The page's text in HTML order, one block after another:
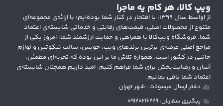
ویپ کالا، هر کام یه ماجرا
از اواسط سال ۱۳۹۹، با افتخار در کنار شما بوده‌ایم؛ با ارائه‌ی مجموعه‌ای
متنوع از محصولات اصلی، قیمت‌های رقابتی و خدماتی شایسته‌ی اعتماد
شما. فروشگاه ویپ‌کالا با همراهی و حمایت ارزشمند شما، امروز یکی از
مراجع اصلی عرضه‌ی برترین برندهای ویپ، جویس، سالت نیکوتین و لوازم
جانبی در کشور است. همواره تلاش ما بر این بوده که تجربه‌ای مطمئن،
آسان و رضایت‌بخش برای شما فراهم کنیم. امید داریم همچنان شایسته‌ی
اعتماد شما باقی بمانیم.
دفتر ارسال مرسولات : شهر تهران
پیگیری سفارش: 09120216229